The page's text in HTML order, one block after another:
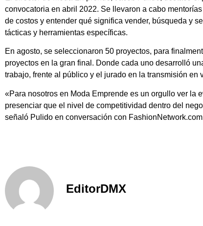
convocatoria en abril 2022. Se llevaron a cabo
de costos y entender qué significa vender, búsqueda y
tácticas y herramientas específicas.
En agosto, se seleccionaron 50 proyectos, para
proyectos en la gran final. Donde cada uno desarrolló
trabajo, frente al público y el jurado en la transmisión en
«Para nosotros en Moda Emprende es un orgullo ver la
presenciar que el nivel de competitividad dentro del
señaló Pulido en conversación con
EditorDMX